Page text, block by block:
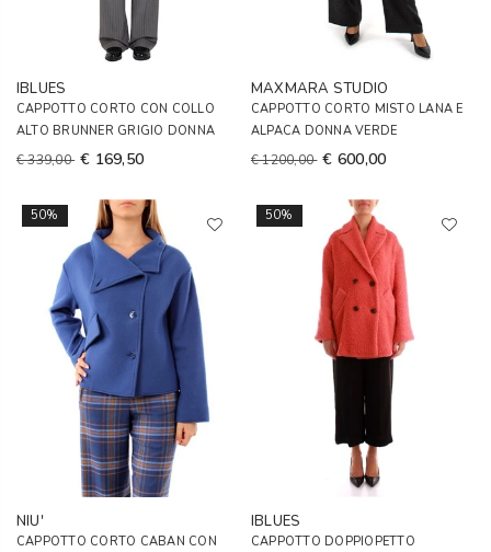
IBLUES
CAPPOTTO CORTO CON COLLO
ALTO BRUNNER GRIGIO DONNA
€ 339,00 € 169,50
MAXMARA STUDIO
CAPPOTTO CORTO MISTO LANA E
ALPACA DONNA VERDE
€ 1200,00 € 600,00
50%
NIU'
CAPPOTTO CORTO CABAN CON
50%
IBLUES
CAPPOTTO DOPPIOPETTO